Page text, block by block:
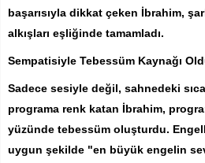
başarısıyla dikkat çeken İbrahim,
alkışları eşliğinde tamamladı.
Sempatisiyle Tebessüm Kaynağı
Sadece sesiyle değil, sahnedeki
programa renk katan İbrahim,
yüzünde tebessüm oluşturdu.
uygun şekilde "en büyük engelin